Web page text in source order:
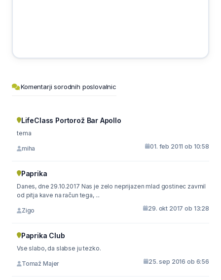
Komentarji sorodnih poslovalnic
LifeClass Portorož Bar Apollo
tema
miha 01. feb 2011 ob 10:58
Paprika
Danes, dne 29.10.2017 Nas je zelo neprijazen mlad gostinec zavrnil
od pitja kave na račun tega, ...
Zigo 29. okt 2017 ob 13:28
Paprika Club
Vse slabo, da slabse ju tezko.
Tomaž Majer 25. sep 2016 ob 6:56